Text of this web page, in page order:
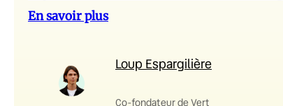
En savoir plus
Loup Espargilière
Co-fondateur de Vert